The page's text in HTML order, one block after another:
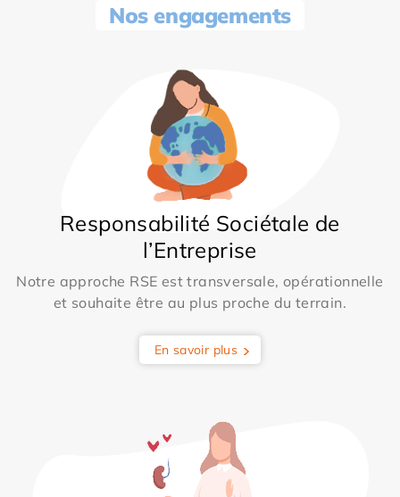
Nos engagements
Responsabilité Sociétale de
l’Entreprise
Notre approche RSE est transversale, opérationnelle
et souhaite être au plus proche du terrain.
En savoir plus